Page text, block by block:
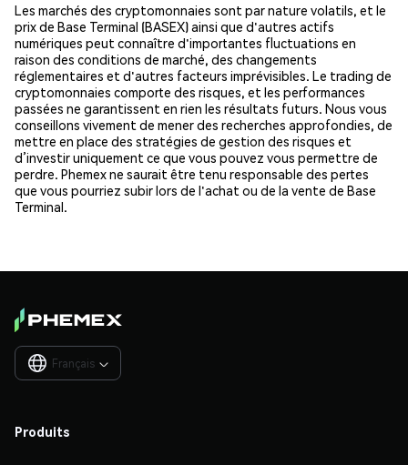
Les marchés des cryptomonnaies sont par nature volatils, et le
prix de Base Terminal (BASEX) ainsi que d'autres actifs
numériques peut connaître d'importantes fluctuations en
raison des conditions de marché, des changements
réglementaires et d'autres facteurs imprévisibles. Le trading de
cryptomonnaies comporte des risques, et les performances
passées ne garantissent en rien les résultats futurs. Nous vous
conseillons vivement de mener des recherches approfondies, de
mettre en place des stratégies de gestion des risques et
d’investir uniquement ce que vous pouvez vous permettre de
perdre. Phemex ne saurait être tenu responsable des pertes
que vous pourriez subir lors de l'achat ou de la vente de Base
Terminal.
Français 
Produits